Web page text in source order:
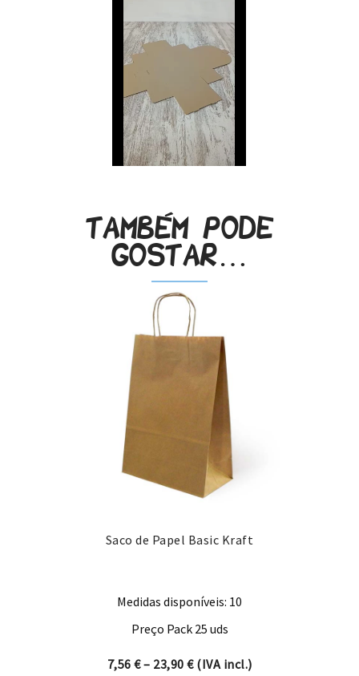
Também pode
gostar…
Saco de Papel Basic Kraft
Medidas disponíveis: 10
Preço Pack 25 uds
7,56 €– 23,90 €Price range: 7,56 € through
(IVA incl.)